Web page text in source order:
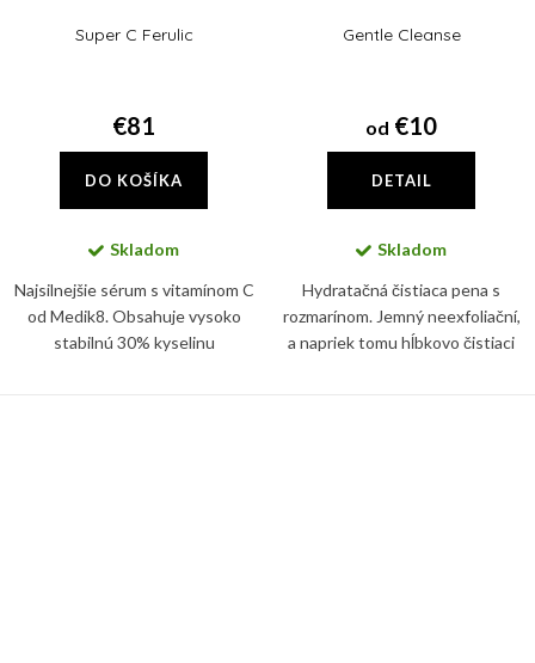
Super C Ferulic
€81
DO KOŠÍKA
Skladom
Najsilnejšie sérum s vitamínom C
od Medik8. Obsahuje vysoko
stabilnú 30% kyselinu
Gentle Cleanse
od €10
DETAIL
Skladom
Hydratačná čistiaca pena s
rozmarínom. Jemný neexfoliační,
a napriek tomu hĺbkovo čistiaci